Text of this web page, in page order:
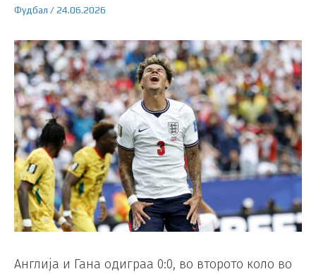
Фудбал /24.06.2026
Англија и Гана одиграа 0:0, во второто коло во